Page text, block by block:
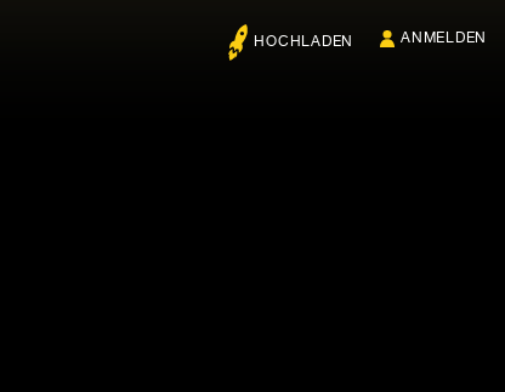
HOCHLADEN ANMELDEN